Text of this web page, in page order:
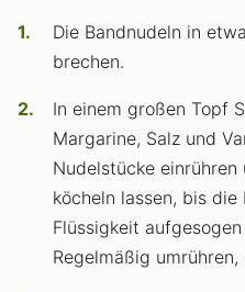
Die Bandnudeln in
brechen.
In einem großen Topf
Margarine, Salz und
Nudelstücke
köcheln lassen, bis
Flüssigkeit
Regelmäßig